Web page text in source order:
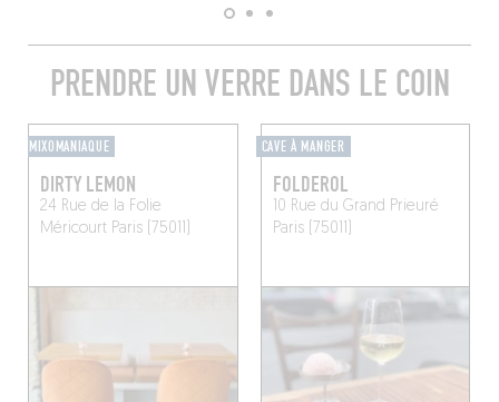
PRENDRE UN VERRE DANS LE COIN
MIXOMANIAQUE
DIRTY LEMON
24 Rue de la Folie
MéricourtParis (75011)
CAVE À MANGER
FOLDEROL
10 Rue du Grand Prieuré
Paris (75011)